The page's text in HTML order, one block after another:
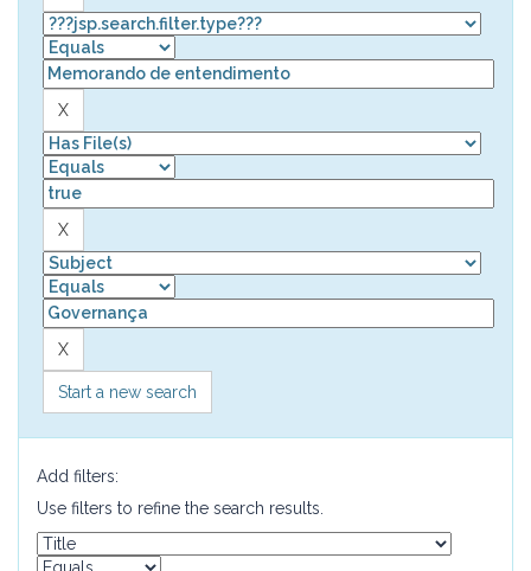
Start a new search
Add filters:
Use filters to refine the search results.